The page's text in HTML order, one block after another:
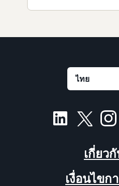
เกี่ยว
เงื่อนไขก